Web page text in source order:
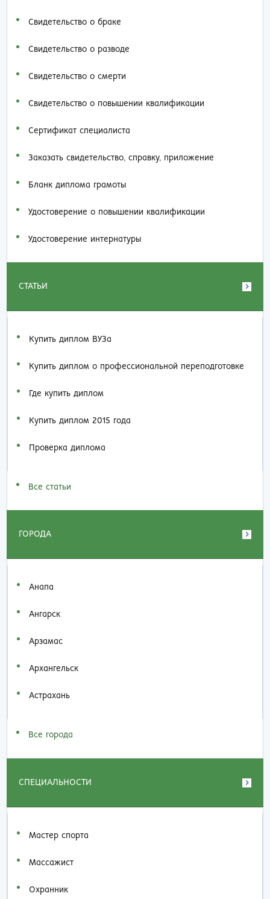
Свидетельство о браке
Свидетельство о разводе
Свидетельство о смерти
Свидетельство о повышении квалификации
Сертификат специалиста
Заказать cвидетельство, справку, приложение
Бланк диплома грамоты
Удостоверение о повышении квалификации
Удостоверение интернатуры
СТАТЬИ
Купить диплом ВУЗа
Купить диплом о профессиональной переподготовке
Где купить диплом
Купить диплом 2015 года
Проверка диплома
Все статьи
ГОРОДА
Анапа
Ангарск
Арзамас
Архангельск
Астрахань
Все города
СПЕЦИАЛЬНОСТИ
Мастер спорта
Массажист
Охранник